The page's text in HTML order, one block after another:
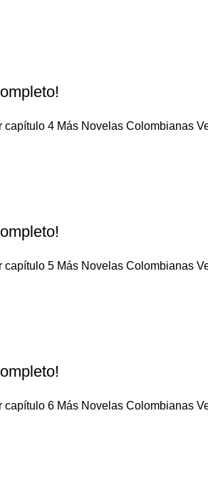
4 Más Novelas Colombianas
5 Más Novelas Colombianas
6 Más Novelas Colombianas